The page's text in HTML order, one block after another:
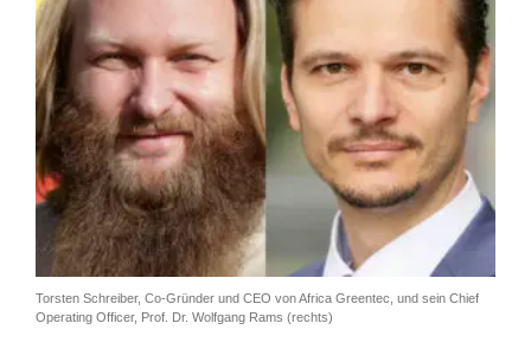
Torsten Schreiber, Co-Gründer und CEO von Africa Greentec, und sein Chief
Operating Officer, Prof. Dr. Wolfgang Rams (rechts)